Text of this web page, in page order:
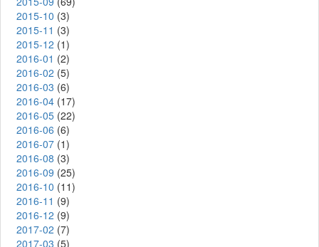
2015-10 (3)
2015-11 (3)
2015-12 (1)
2016-01 (2)
2016-02 (5)
2016-03 (6)
2016-04 (17)
2016-05 (22)
2016-06 (6)
2016-07 (1)
2016-08 (3)
2016-09 (25)
2016-10 (11)
2016-11 (9)
2016-12 (9)
2017-02 (7)
2017-03 (5)